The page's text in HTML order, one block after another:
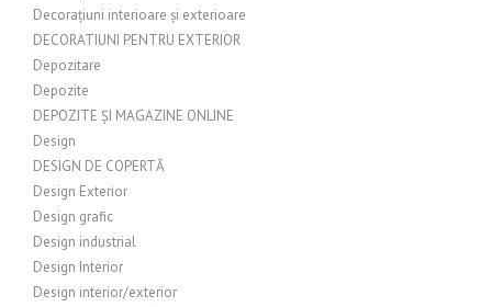
Decorațiuni interioare și exterioare
DECORATIUNI PENTRU EXTERIOR
Depozitare
Depozite
DEPOZITE ȘI MAGAZINE ONLINE
Design
DESIGN DE COPERTĂ
Design Exterior
Design grafic
Design industrial
Design Interior
Design interior/exterior